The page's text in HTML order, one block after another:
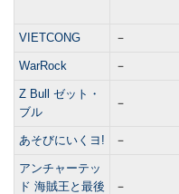
VIETCONG －
WarRock －
Z Bull ゼット・
ブル
－
あそびにいくヨ! －
アンチャーテッ
ド 海賊王と最後
－